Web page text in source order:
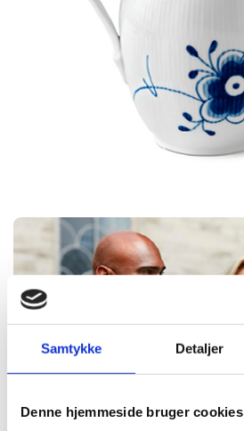
Samtykke Detaljer
Denne hjemmeside bruger cookies